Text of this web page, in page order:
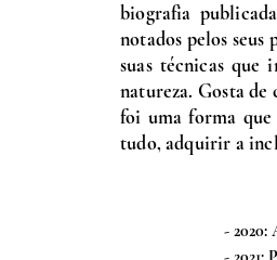
biografia
notados pelos seus
suas técnicas que
natureza. Gosta
foi uma forma
tudo, adquirir a
- 2020: